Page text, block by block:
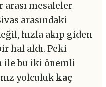
arası mesafeler
arasındaki
hızla akıp giden
hal aldı. Peki
ile bu iki önemli
yolculukkaç